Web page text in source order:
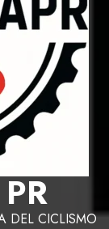
DEL CICLISMO